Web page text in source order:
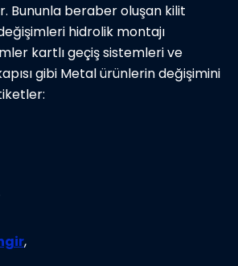
Bununla beraber oluşan kilit
hidrolik montajı
kartlı geçiş sistemleri ve
gibi Metal ürünlerin değişimini
,